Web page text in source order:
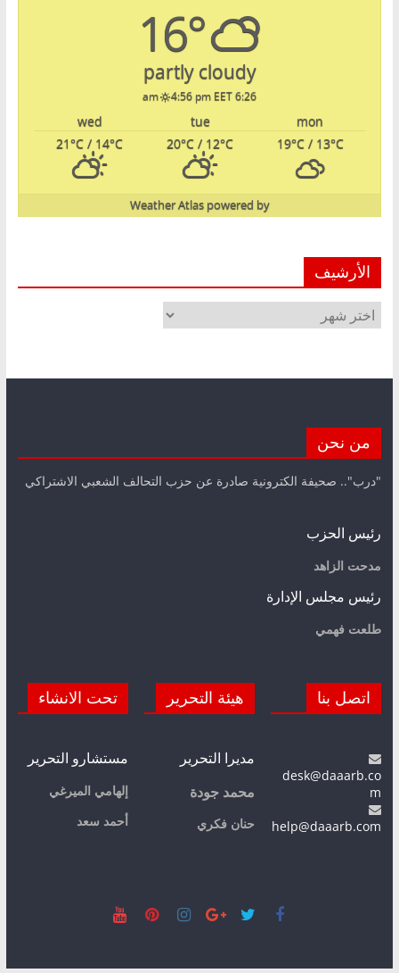
16°
partly cloudy
6:26 am
4:56 pm EET
mon
tue
wed
19°C/ 13°C
20°C / 12°C
21°C / 14°C
powered by
Weather Atlas
الأرشيف
الأرشيف
من نحن
"درب".. صحيفة الكترونية صادرة عن حزب التحالف الشعبي الاشتراكي
رئيس الحزب
مدحت الزاهد
رئيس مجلس الإدارة
طلعت فهمي
اتصل بنا
desk@daaarb.co
m
help@daaarb.com
هيئة التحرير
مديرا التحرير
محمد جودة
حنان فكري
تحت الانشاء
مستشارو التحرير
إلهامي الميرغي
أحمد سعد